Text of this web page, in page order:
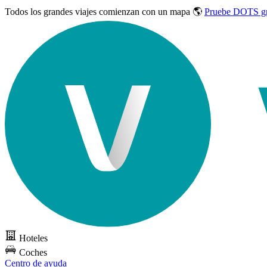
Todos los grandes viajes comienzan con un mapa 🌎 Pruebe DOTS
Hoteles
Coches
Centro de ayuda